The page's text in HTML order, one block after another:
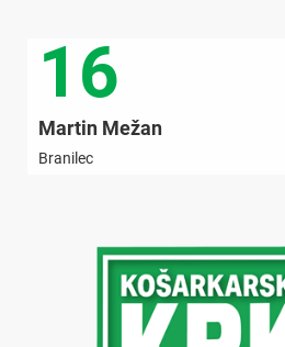
16
Martin Mežan
Branilec